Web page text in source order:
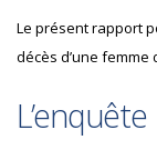
Le présent rapport
décès d’une femme
L’enquête